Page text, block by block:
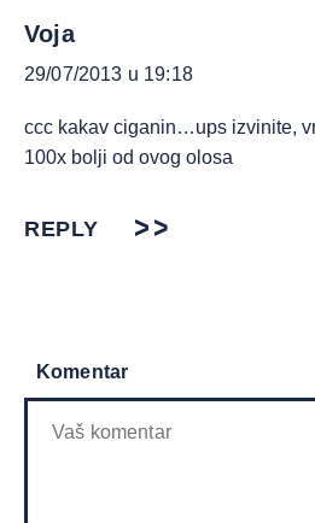
Voja
29/07/2013 u 19:18
ccc kakav ciganin…ups izvinite,
100x bolji od ovog olosa
REPLY
Komentar